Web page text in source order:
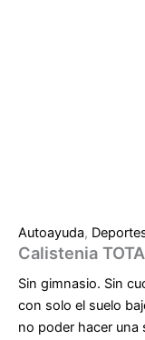
Autoayuda,
Calistenia
Sin gimnasio. Sin
con solo el suelo
no poder hacer una